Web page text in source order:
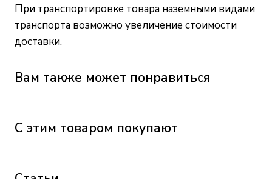
При транспортировке товара наземными видами
транспорта возможно увеличение стоимости
доставки.
Вам также может понравиться
С этим товаром покупают